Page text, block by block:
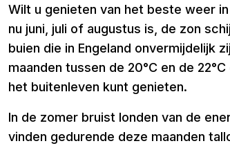
Wilt u genieten van het beste weer
nu juni, juli of augustus is, de zon
buien die in Engeland onvermijdelijk
maanden tussen de 20°C en de
het buitenleven kunt genieten.
In de zomer bruist londen van de
vinden gedurende deze maanden